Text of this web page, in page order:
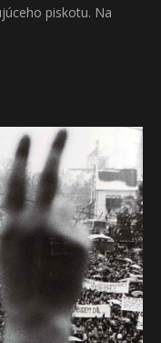
piskotu. Na